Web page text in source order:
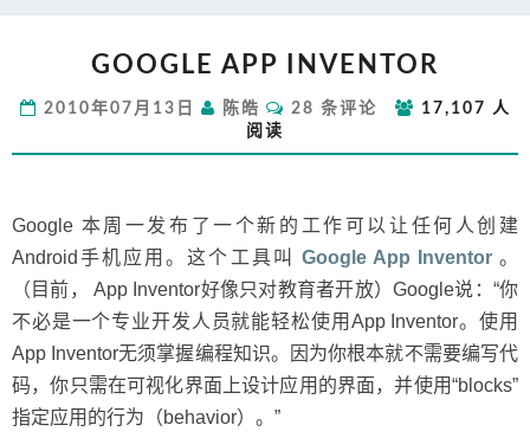
APP
GOOGLE APP INVENTOR
2010年07月13日 陈皓
评
28 条评论
17,107 人
阅读
Google 本周一发布了一个新的工作可以让任何人创建
Android手机应用。这个工具叫 Google App Inventor。
（目前， App Inventor好像只对教育者开放）Google说：“你
不必是一个专业开发人员就能轻松使用App Inventor。使用
App Inventor无须掌握编程知识。因为你根本就不需要编写代
码，你只需在可视化界面上设计应用的界面，并使用“blocks”
指定应用的行为（behavior）。”